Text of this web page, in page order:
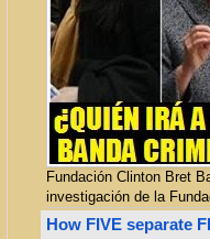
Fundación Clinton Bret
investigación de la
How FIVE separate